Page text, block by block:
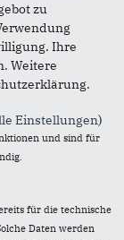
zu
Ihre
Weitere
Einstellungen)
und sind für
für die technische
Daten werden